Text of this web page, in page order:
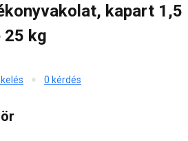
kapart 1,5
25 kg
0 kérdés